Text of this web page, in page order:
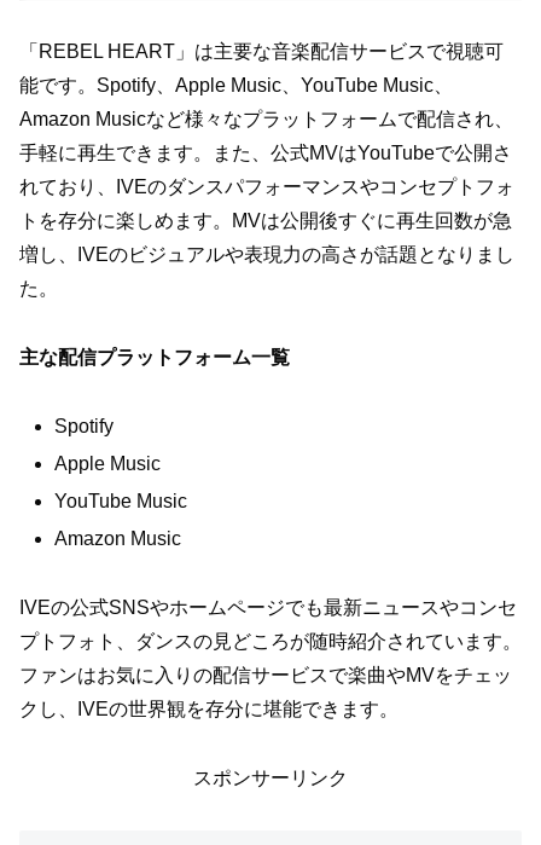
「REBEL HEART」は主要な音楽配信サービスで視聴可
能です。Spotify、Apple Music、YouTube Music、
Amazon Musicなど様々なプラットフォームで配信され、
手軽に再生できます。また、公式MVはYouTubeで公開さ
れており、IVEのダンスパフォーマンスやコンセプトフォ
トを存分に楽しめます。MVは公開後すぐに再生回数が急
増し、IVEのビジュアルや表現力の高さが話題となりまし
た。
主な配信プラットフォーム一覧
Spotify
Apple Music
YouTube Music
Amazon Music
IVEの公式SNSやホームページでも最新ニュースやコンセ
プトフォト、ダンスの見どころが随時紹介されています。
ファンはお気に入りの配信サービスで楽曲やMVをチェッ
クし、IVEの世界観を存分に堪能できます。
スポンサーリンク